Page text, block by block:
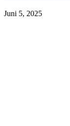
Juni 5, 2025